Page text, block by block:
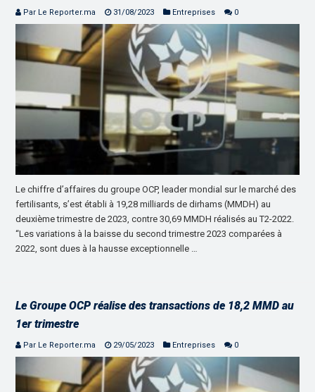
Par Le Reporter.ma 31/08/2023 Entreprises 0
Le chiffre d’affaires du groupe OCP, leader mondial sur le marché des
fertilisants, s’est établi à 19,28 milliards de dirhams (MMDH) au
deuxième trimestre de 2023, contre 30,69 MMDH réalisés au T2-2022.
“Les variations à la baisse du second trimestre 2023 comparées à
2022, sont dues à la hausse exceptionnelle …
Le Groupe OCP réalise des transactions de 18,2 MMD au
1er trimestre
Par Le Reporter.ma 29/05/2023 Entreprises 0